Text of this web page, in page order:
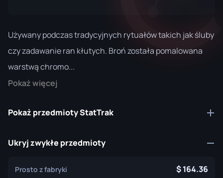
Używany podczas tradycyjnych rytuałów takich jak śluby
czy zadawanie ran kłutych. Broń została pomalowana
warstwą chromo...
Pokaż więcej
Pokaż przedmioty StatTrak
Ukryj zwykłe przedmioty
Prosto z fabryki 164.36